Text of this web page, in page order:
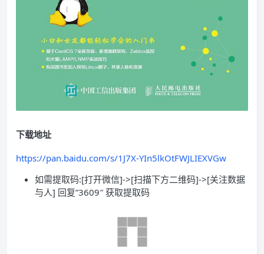
下载地址
https://pan.baidu.com/s/1J7X-YIn5lkOtFWJLIEXVGw
如需提取码:[打开微信]->[扫描下方二维码]->[关注数据
与人] 回复”3609″ 获取提取码